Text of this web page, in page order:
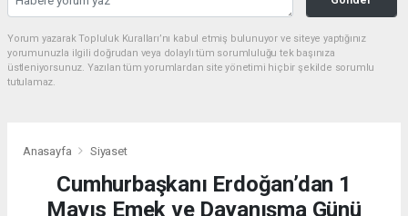
Yorum yazarak Topluluk Kuralları’nı kabul etmiş bulunuyor ve siteye yaptığınız
yorumunuzla ilgili doğrudan veya dolaylı tüm sorumluluğu tek başınıza
üstleniyorsunuz. Yazılan tüm yorumlardan site yönetimi hiçbir şekilde sorumlu
tutulamaz.
Anasayfa Siyaset
Cumhurbaşkanı Erdoğan’dan 1
Mayıs Emek ve Dayanışma Günü